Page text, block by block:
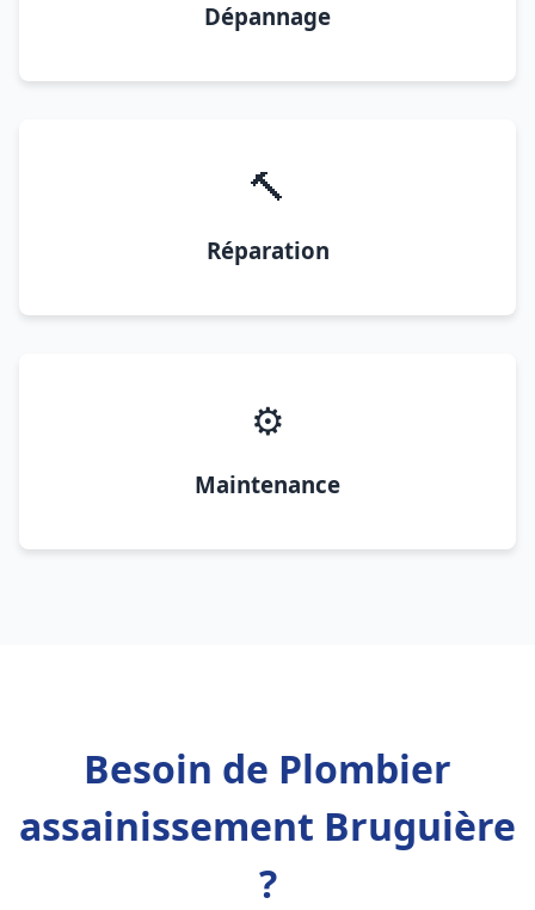
Dépannage
🔨
Réparation
⚙️
Maintenance
Besoin de Plombier
assainissement Bruguière
?